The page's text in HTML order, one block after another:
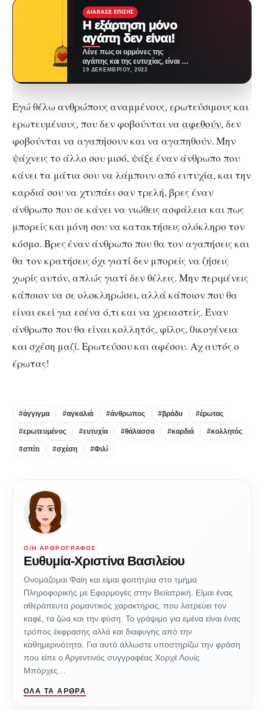
ΔΙΆΒΑΣΕ ΕΠΊΣΗΣ
Η εξάρτηση μόνο
αγάπη δεν είναι!
Λένε πως οι ορμόνες της
αγάπης και της ευτυχίας, είναι η
ντοπαμίνη και οι ενδορφίνες,
19 ΔΕΚΕΜΒΡΊΟΥ, 2022
Εγώ θέλω ανθρώπους αναμμένους, ερωτεύσιμους και
ερωτευμένους, που δεν φοβούνται να αφεθούν,δεν
φοβούνται να αγαπήσουν και να αγαπηθούν. Μην
ψάχνεις το άλλο σου μισό, ψάξε έναν άνθρωπο που
κάνει τα μάτια σου να λάμπουν από ευτυχία, και την
καρδιά σου να χτυπάει σαν τρελή, βρες έναν
άνθρωπο που σε κάνει να νιώθεις ασφάλεια και πως
μπορείς και μόνη σου να κατακτήσεις ολόκληρο τον
κόσμο. Βρες έναν άνθρωπο που θα τον αγαπήσεις και
θα τον κρατήσεις όχι γιατί δεν μπορείς να ζήσεις
χωρίς αυτόν, απλώς γιατί δεν θέλεις. Μην περιμένεις
κάποιον να σε ολοκληρώσει, αλλά κάποιον που θα
είναι εκεί για εσένα ό,τι και να χρειαστείς. Έναν
άνθρωπο που θα είναι κολλητός, φίλος, 0ικογένεια
και σχέση μαζί. Ερωτεύσου και αφέσου. Αχ αυτός ο
έρωτας!
#άγγιγμα #αγκαλιά #άνθρωπος #βράδυ #έρωτας
#ερωτευμένος #ευτυχία #θάλασσα #καρδιά #κολλητός
#σπίτι #σχέση #Φιλί
Ο/Η ΑΡΘΡΟΓΡΆΦΟΣ
Ευθυμία-Χριστίνα Βασιλείου
Ονομάζομαι Φαίη και είμαι φοιτήτρια στο τμήμα
Πληροφορικής με Εφαρμογές στην Βιοϊατρική. Είμαι ένας
αθεράπευτα ρομαντικός χαρακτήρας, που λατρεύει τον
καφέ, τα ζώα και την φύση. Το γράψιμο για εμένα είναι ένας
τρόπος έκφρασης αλλά και διαφυγής από την
καθημερινότητα. Για αυτό άλλωστε υποστηρίζω την φράση
που είπε ο Αργεντινός συγγραφέας Χορχέ Λουίς
Μπόρχες…
ΌΛΑ ΤΑ ΆΡΘΡΑ